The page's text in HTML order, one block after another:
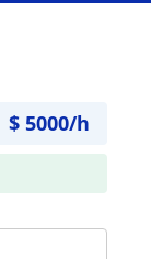
$ 5000/h